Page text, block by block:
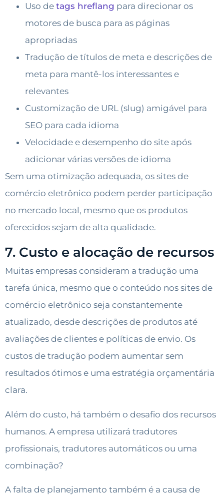
Uso de tags hreflang para direcionar os
motores de busca para as páginas
apropriadas
Tradução de títulos de meta e descrições de
meta para mantê-los interessantes e
relevantes
Customização de URL (slug) amigável para
SEO para cada idioma
Velocidade e desempenho do site após
adicionar várias versões de idioma
Sem uma otimização adequada, os sites de
comércio eletrônico podem perder participação
no mercado local, mesmo que os produtos
oferecidos sejam de alta qualidade.
7. Custo e alocação de recursos
Muitas empresas consideram a tradução uma
tarefa única, mesmo que o conteúdo nos sites de
comércio eletrônico seja constantemente
atualizado, desde descrições de produtos até
avaliações de clientes e políticas de envio. Os
custos de tradução podem aumentar sem
resultados ótimos e uma estratégia orçamentária
clara.
Além do custo, há também o desafio dos recursos
humanos. A empresa utilizará tradutores
profissionais, tradutores automáticos ou uma
combinação?
A falta de planejamento também é a causa de